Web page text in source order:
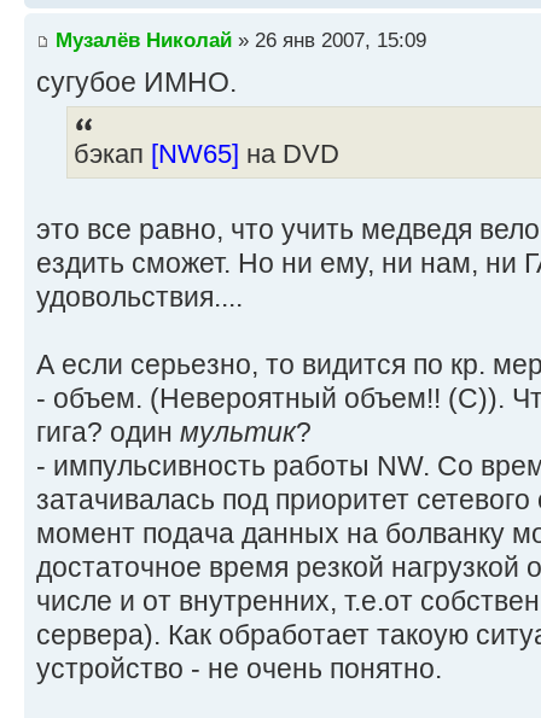
Музалёв Николай » 26 янв 2007, 15:09
сугубое ИМНО.
бэкап [NW65] на DVD
это все равно, что учить медведя
ездить сможет. Но ни ему, ни нам, ни
удовольствия....
А если серьезно, то видится по кр.
- объем. (Невероятный объем!! (С)).
гига? один мультик?
- импульсивность работы NW. Со
затачивалась под приоритет
момент подача данных на болванку
достаточное время резкой нагрузкой
числе и от внутренних, т.е.от
сервера). Как обработает такоую
устройство - не очень понятно.